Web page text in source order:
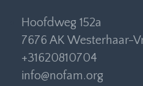
Hoofdweg 152a
7676 AK Westerhaar-
+31620810704
info@nofam.org